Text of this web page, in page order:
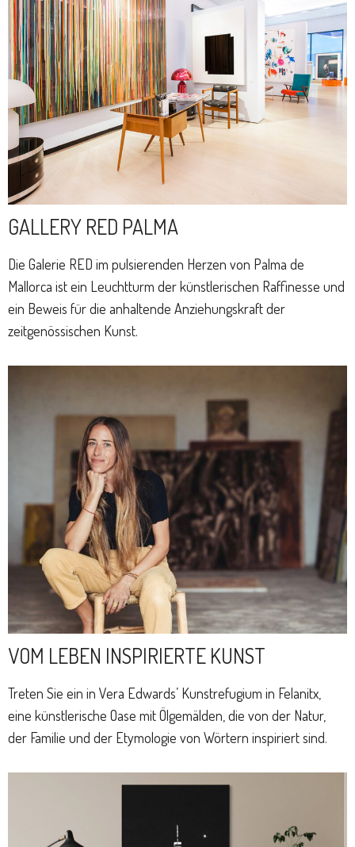
GALLERY RED PALMA
Die Galerie RED im pulsierenden Herzen von Palma de
Mallorca ist ein Leuchtturm der künstlerischen Raffinesse und
ein Beweis für die anhaltende Anziehungskraft der
zeitgenössischen Kunst.
VOM LEBEN INSPIRIERTE KUNST
Treten Sie ein in Vera Edwards’ Kunstrefugium in Felanitx,
eine künstlerische Oase mit Ölgemälden, die von der Natur,
der Familie und der Etymologie von Wörtern inspiriert sind.